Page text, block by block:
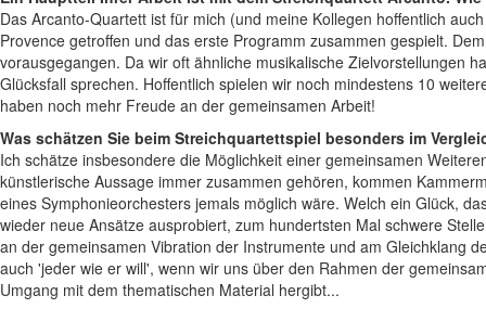
Das Arcanto-Quartett ist für mich (und meine Kollegen hoffentlich
Provence getroffen und das erste Programm zusammen gespielt.
vorausgegangen. Da wir oft ähnliche musikalische Zielvorstellungen
Glücksfall sprechen. Hoffentlich spielen wir noch mindestens 10
haben noch mehr Freude an der gemeinsamen Arbeit!
Was schätzen Sie beim Streichquartettspiel besonders im
Ich schätze insbesondere die Möglichkeit einer gemeinsamen
künstlerische Aussage immer zusammen gehören, kommen
eines Symphonieorchesters jemals möglich wäre. Welch ein Glück,
wieder neue Ansätze ausprobiert, zum hundertsten Mal schwere
an der gemeinsamen Vibration der Instrumente und am Gleichklang
auch 'jeder wie er will', wenn wir uns über den Rahmen der
Umgang mit dem thematischen Material hergibt...